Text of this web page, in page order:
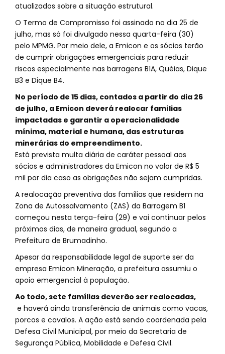
atualizados sobre a situação estrutural.
O Termo de Compromisso foi assinado no dia 25 de
julho, mas só foi divulgado nessa quarta-feira (30)
pelo MPMG. Por meio dele, a Emicon e os sócios terão
de cumprir obrigações emergenciais para reduzir
riscos especialmente nas barragens B1A, Quéias, Dique
B3 e Dique B4.
No período de 15 dias, contados a partir do dia 26
de julho, a Emicon deverá realocar famílias
impactadas e garantir a operacionalidade
mínima, material e humana, das estruturas
minerárias do empreendimento.
Está prevista multa diária de caráter pessoal aos
sócios e administradores da Emicon no valor de R$ 5
mil por dia caso as obrigações não sejam cumpridas.
A realocação preventiva das famílias que residem na
Zona de Autossalvamento (ZAS) da Barragem B1
começou nesta terça-feira (29) e vai continuar pelos
próximos dias, de maneira gradual, segundo a
Prefeitura de Brumadinho.
Apesar da responsabilidade legal de suporte ser da
empresa Emicon Mineração, a prefeitura assumiu o
apoio emergencial à população.
Ao todo, sete famílias deverão ser realocadas,
e haverá ainda transferência de animais como vacas,
porcos e cavalos. A ação está sendo coordenada pela
Defesa Civil Municipal, por meio da Secretaria de
Segurança Pública, Mobilidade e Defesa Civil.